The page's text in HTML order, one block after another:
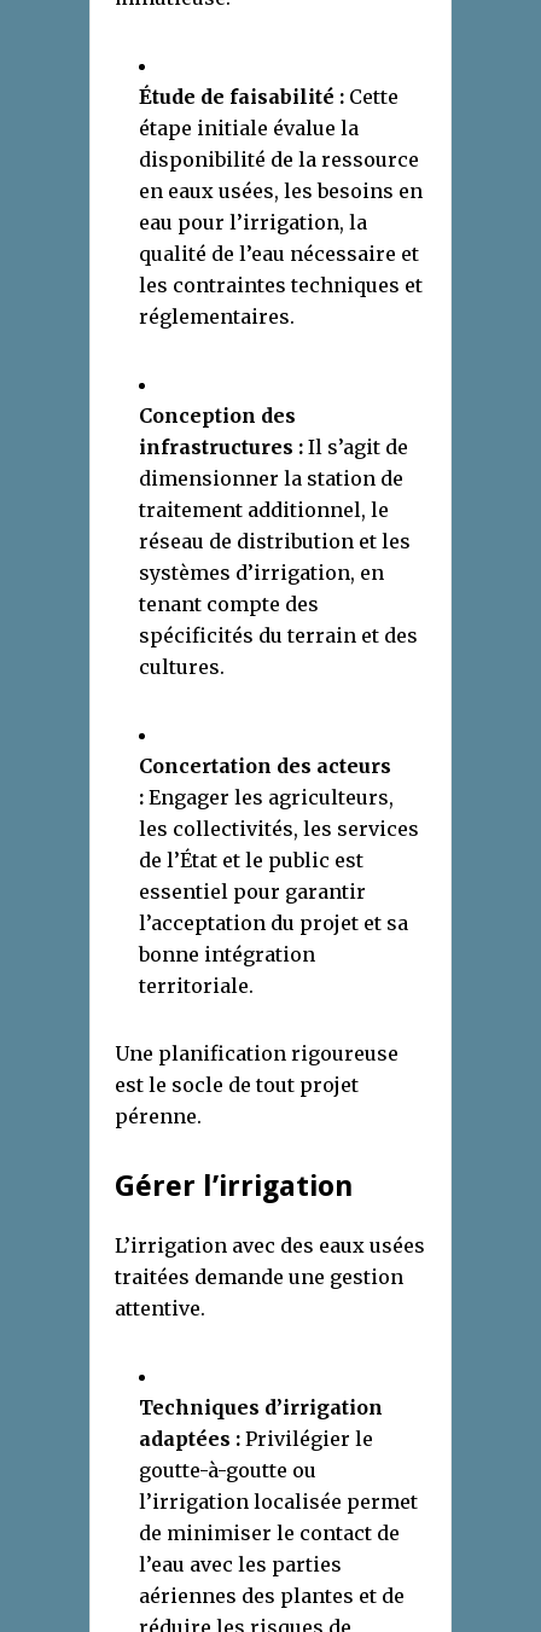
Étude de faisabilité : Cette
étape initiale évalue la
disponibilité de la ressource
en eaux usées, les besoins en
eau pour l’irrigation, la
qualité de l’eau nécessaire et
les contraintes techniques et
réglementaires.
Conception des
infrastructures : Il s’agit de
dimensionner la station de
traitement additionnel, le
réseau de distribution et les
systèmes d’irrigation, en
tenant compte des
spécificités du terrain et des
cultures.
Concertation des acteurs
: Engager les agriculteurs,
les collectivités, les services
de l’État et le public est
essentiel pour garantir
l’acceptation du projet et sa
bonne intégration
territoriale.
Une planification rigoureuse
est le socle de tout projet
pérenne.
Gérer l’irrigation
L’irrigation avec des eaux usées
traitées demande une gestion
attentive.
Techniques d’irrigation
adaptées : Privilégier le
goutte-à-goutte ou
l’irrigation localisée permet
de minimiser le contact de
l’eau avec les parties
aériennes des plantes et de